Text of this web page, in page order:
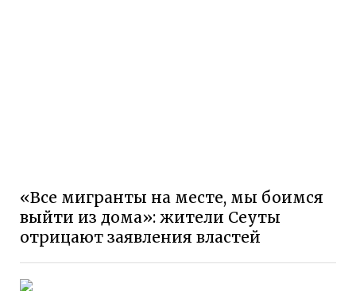
«Все мигранты на месте, мы боимся
выйти из дома»: жители Сеуты
отрицают заявления властей